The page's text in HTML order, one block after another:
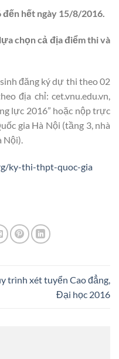
hết ngày 15/8/2016.
chọn cả địa điểm thi và
đăng ký dự thi theo 02
địa chỉ: cet.vnu.edu.vn,
lực 2016” hoặc nộp trực
gia Hà Nội (tầng 3, nhà
Nội).
ky-thi-thpt-quoc-gia
trình xét tuyển Cao đẳng,
Đại học 2016